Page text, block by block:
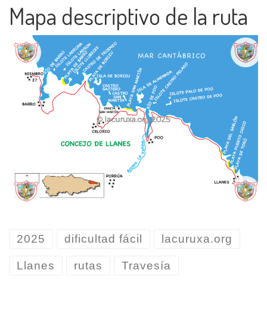
Mapa descriptivo de la ruta
2025 dificultad fácil lacuruxa.org
Llanes rutas Travesía